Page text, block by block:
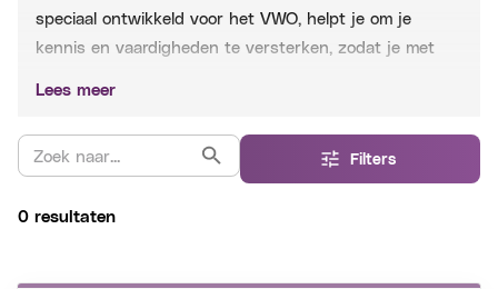
speciaal ontwikkeld voor het VWO , helpt je om je
kennis en vaardigheden te versterken, zodat je met
Lees meer
Filters
0 resultaten